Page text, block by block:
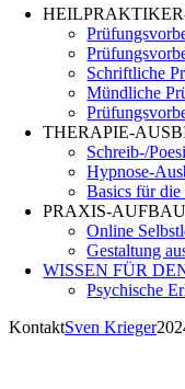
Schriftliche
Mündliche
THERAPIE-
Schreib-/
Hypnose-
Basics für die
PRAXIS-
Online
Gestaltung
WISSEN FÜR
Psychische
KontaktSven Krieger